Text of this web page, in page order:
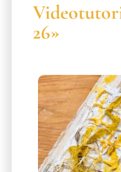
26»